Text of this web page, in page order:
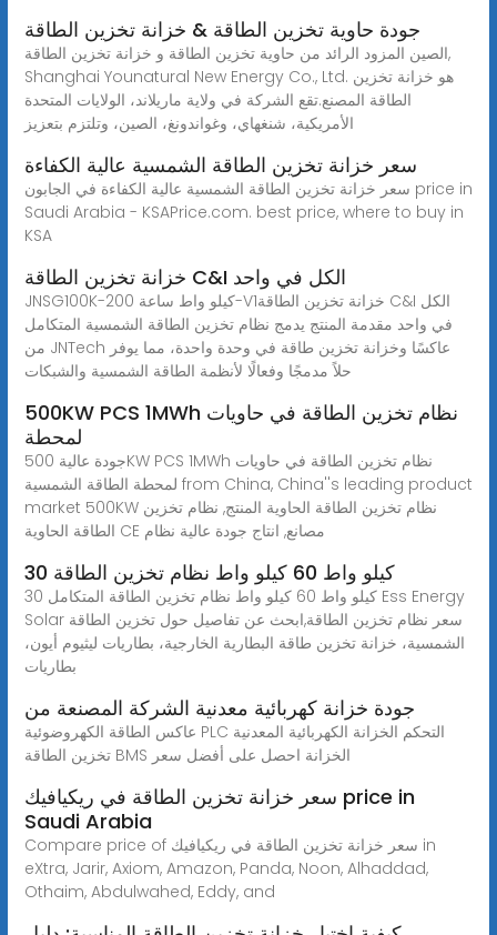
جودة حاوية تخزين الطاقة & خزانة تخزين الطاقة
الصين المزود الرائد من حاوية تخزين الطاقة و خزانة تخزين الطاقة,
Shanghai Younatural New Energy Co., Ltd. هو خزانة تخزين
الطاقة المصنع.تقع الشركة في ولاية ماريلاند، الولايات المتحدة
الأمريكية، شنغهاي، وغواندونغ، الصين، وتلتزم بتعزيز
سعر خزانة تخزين الطاقة الشمسية عالية الكفاءة
سعر خزانة تخزين الطاقة الشمسية عالية الكفاءة في الجابون price in
Saudi Arabia - KSAPrice.com. best price, where to buy in
KSA
خزانة تخزين الطاقة C&I الكل في واحد
JNSG100K-200 كيلو واط ساعة-V1خزانة تخزين الطاقة C&I الكل
في واحد مقدمة المنتج يدمج نظام تخزين الطاقة الشمسية المتكامل
من JNTech عاكسًا وخزانة تخزين طاقة في وحدة واحدة، مما يوفر
حلاً مدمجًا وفعالًا لأنظمة الطاقة الشمسية والشبكات
500KW PCS 1MWh نظام تخزين الطاقة في حاويات
لمحطة
جودة عالية 500KW PCS 1MWh نظام تخزين الطاقة في حاويات
لمحطة الطاقة الشمسية from China, China''s leading product
market 500KW نظام تخزين الطاقة الحاوية المنتج, نظام تخزين
الطاقة الحاوية CE مصانع, انتاج جودة عالية نظام
30 كيلو واط 60 كيلو واط نظام تخزين الطاقة
30 كيلو واط 60 كيلو واط نظام تخزين الطاقة المتكامل Ess Energy
Solar سعر نظام تخزين الطاقة,ابحث عن تفاصيل حول تخزين الطاقة
الشمسية، خزانة تخزين طاقة البطارية الخارجية، بطاريات ليثيوم أيون،
بطاريات
جودة خزانة كهربائية معدنية الشركة المصنعة من
عاكس الطاقة الكهروضوئية PLC التحكم الخزانة الكهربائية المعدنية
تخزين الطاقة BMS الخزانة احصل على أفضل سعر
سعر خزانة تخزين الطاقة في ريكيافيك price in
Saudi Arabia
Compare price of سعر خزانة تخزين الطاقة في ريكيافيك in
eXtra, Jarir, Axiom, Amazon, Panda, Noon, Alhaddad,
Othaim, Abdulwahed, Eddy, and